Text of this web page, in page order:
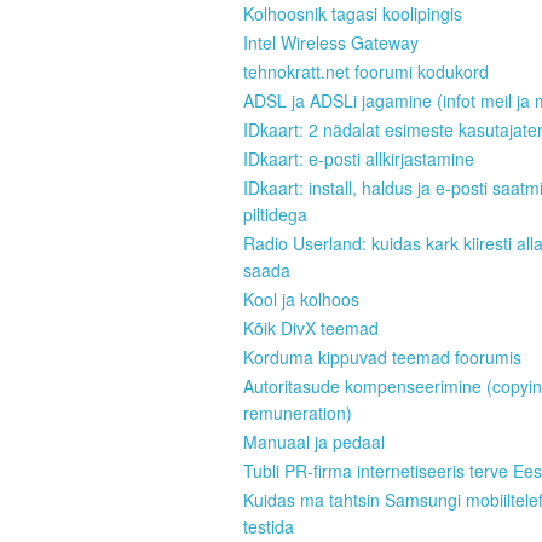
Kolhoosnik tagasi koolipingis
Intel Wireless Gateway
tehnokratt.net foorumi kodukord
ADSL ja ADSLi jagamine (infot meil ja
IDkaart: 2 nädalat esimeste
IDkaart: e-posti allkirjastamine
IDkaart: install, haldus ja e-posti
piltidega
Radio Userland: kuidas kark kiiresti alla
saada
Kool ja kolhoos
Kõik DivX teemad
Korduma kippuvad teemad foorumis
Autoritasude kompenseerimine
remuneration)
Manuaal ja pedaal
Tubli PR-firma internetiseeris terve
Kuidas ma tahtsin Samsungi
testida